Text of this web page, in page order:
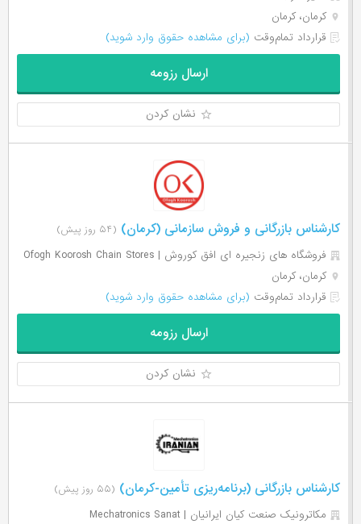
کرمان، کرمان
قرارداد تمام‌وقت (برای مشاهده حقوق وارد شوید)
ارسال رزومه
نشان کردن
کارشناس بازرگانی و فروش سازمانی (کرمان) (۵۴ روز پیش)
فروشگاه های زنجیره ای افق کوروش | Ofogh Koorosh Chain Stores
کرمان، کرمان
قرارداد تمام‌وقت (برای مشاهده حقوق وارد شوید)
ارسال رزومه
نشان کردن
کارشناس بازرگانی (برنامه‌ریزی تأمین-کرمان) (۵۵ روز پیش)
مکاترونیک صنعت کیان ایرانیان | Mechatronics Sanat